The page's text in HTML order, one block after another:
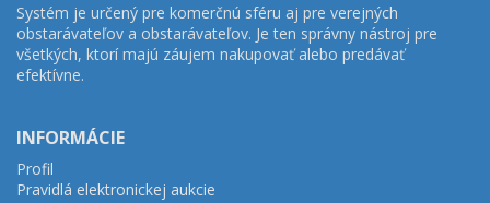
Systém je určený pre komerčnú sféru aj pre verejných
obstarávateľov a obstarávateľov. Je ten správny nástroj pre
všetkých, ktorí majú záujem nakupovať alebo predávať
efektívne.
INFORMÁCIE
Profil
Pravidlá elektronickej aukcie